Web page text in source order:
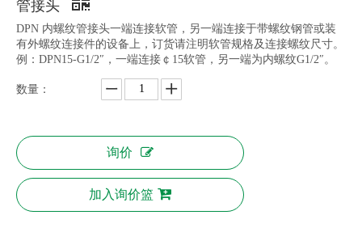
管接头
DPN 内螺纹管接头一端连接软管，另一端连接于带螺纹钢管或装
有外螺纹连接件的设备上，订货请注明软管规格及连接螺纹尺寸。
例：DPN15-G1/2″，一端连接￠15软管，另一端为内螺纹G1/2″。
数量：
询价
加入询价篮